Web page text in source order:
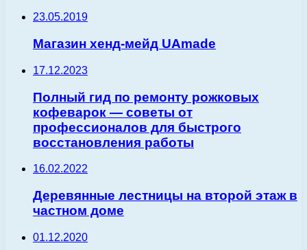
23.05.2019
Магазин хенд-мейд UAmade
17.12.2023
Полный гид по ремонту рожковых
кофеварок — советы от
профессионалов для быстрого
восстановления работы
16.02.2022
Деревянные лестницы на второй этаж в
частном доме
01.12.2020